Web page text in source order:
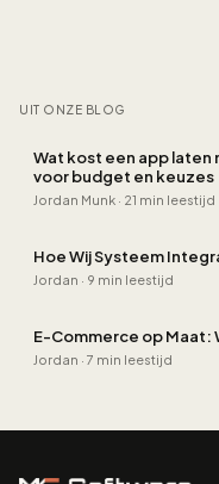
UIT ONZE BLOG
Wat kost een app laten
voor budget en keuzes
Jordan Munk · 21 min leestijd
Hoe Wij Systeem
Jordan · 9 min leestijd
E-Commerce op Maat:
Jordan · 7 min leestijd